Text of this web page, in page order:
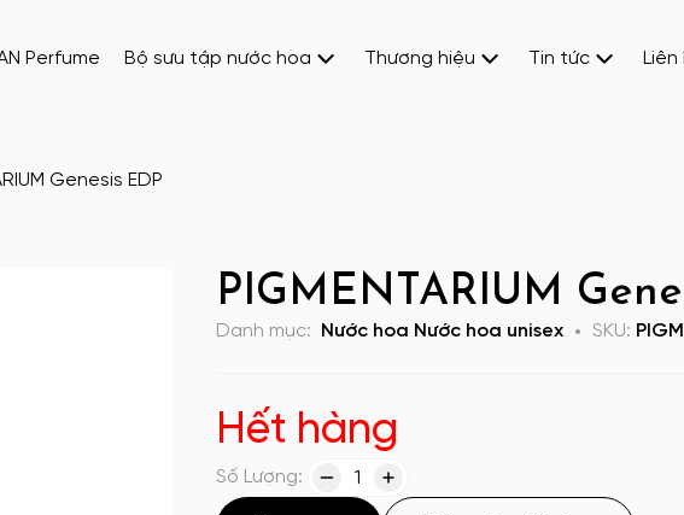
Perfume Bộ sưu tập nước hoa Thương hiệu Tin tức Liên
Genesis EDP
PIGMENTARIUM
Danh mục: Nước hoa Nước hoa unisex SKU:
Hết hàng
Số Lượng: 1